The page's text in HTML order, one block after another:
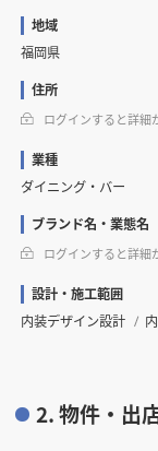
地域
福岡県
住所
ログインすると詳細
業種
ダイニング・バー
ブランド名・業態名
ログインすると詳細
設計・施工範囲
内装デザイン設計
2. 物件・出